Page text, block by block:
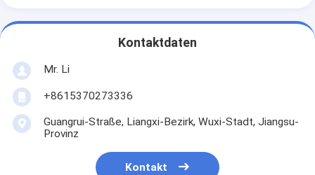
Kontaktdaten
Mr. Li
+8615370273336
Guangrui-Straße, Liangxi-Bezirk, Wuxi-Stadt, Jiangsu-
Provinz
Kontakt